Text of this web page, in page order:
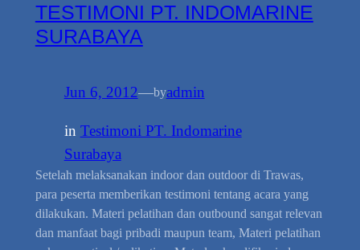
TESTIMONI PT. INDOMARINE
SURABAYA
Jun 6, 2012—byadmin
in Testimoni PT. Indomarine
Surabaya
Setelah melaksanakan indoor dan outdoor di Trawas,
para peserta memberikan testimoni tentang acara yang
dilakukan. Materi pelatihan dan outbound sangat relevan
dan manfaat bagi pribadi maupun team, Materi pelatihan